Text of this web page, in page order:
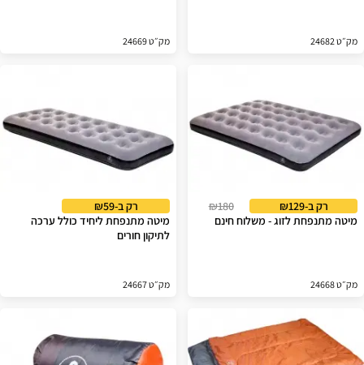
מק״ט 24682 מק״ט 24669
רק ב-₪129
₪180
מיטה מתנפחת לזוג - משלוח חינם
מק״ט 24668
רק ב-₪59
מיטה מתנפחת ליחיד כולל ערכה
לתיקון חורים
מק״ט 24667